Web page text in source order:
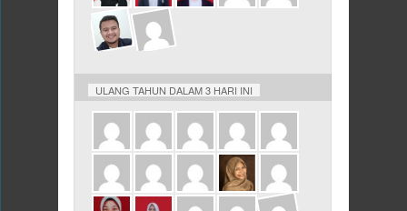
ULANG TAHUN DALAM 3 HARI INI